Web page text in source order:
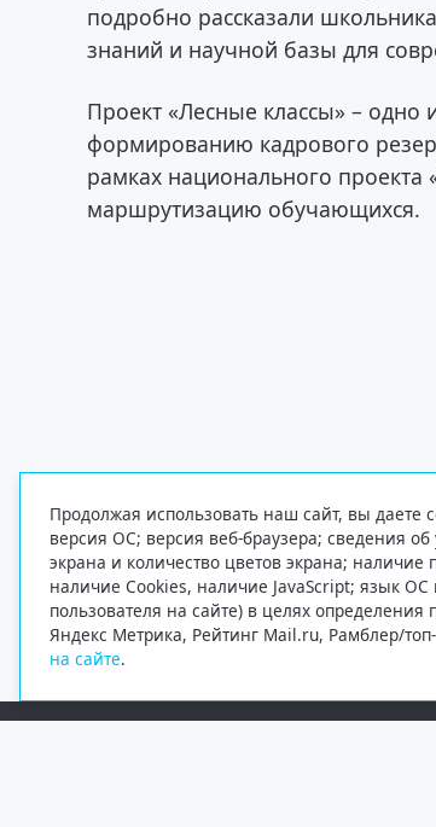
подробно рассказали
знаний и научной базы для
Проект «Лесные классы» –
формированию кадрового
рамках национального
маршрутизацию обучающихся.
Продолжая использовать наш сайт, вы даете
версия ОС; версия веб-браузера; сведения
экрана и количество цветов экрана;
наличие Cookies, наличие JavaScript; язык
пользователя на сайте) в целях
Яндекс Метрика, Рейтинг Mail.ru, Рамблер/
на сайте.